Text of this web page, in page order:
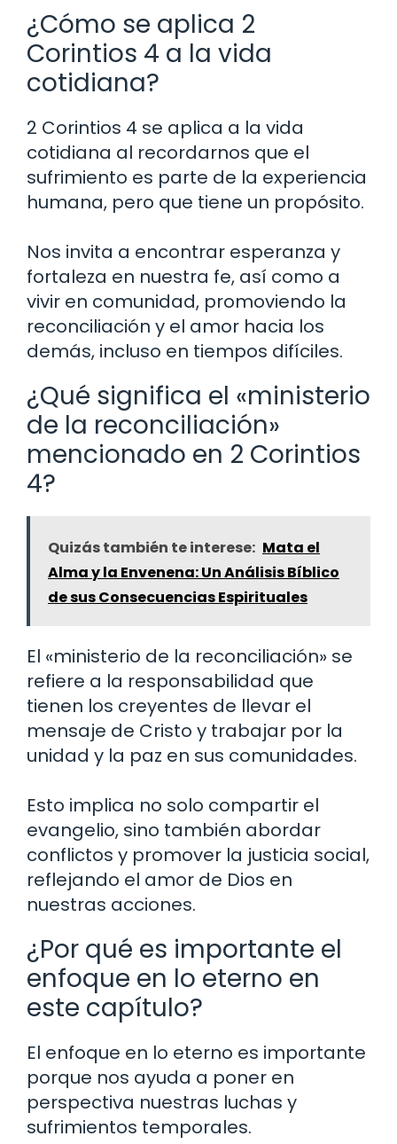
¿Cómo se aplica 2
Corintios 4 a la vida
cotidiana?
2 Corintios 4 se aplica a la vida
cotidiana al recordarnos que el
sufrimiento es parte de la experiencia
humana, pero que tiene un propósito.
Nos invita a encontrar esperanza y
fortaleza en nuestra fe, así como a
vivir en comunidad, promoviendo la
reconciliación y el amor hacia los
demás, incluso en tiempos difíciles.
¿Qué significa el «ministerio
de la reconciliación»
mencionado en 2 Corintios
4?
Quizás también te interese: Mata el
Alma y la Envenena: Un Análisis Bíblico
de sus Consecuencias Espirituales
El «ministerio de la reconciliación» se
refiere a la responsabilidad que
tienen los creyentes de llevar el
mensaje de Cristo y trabajar por la
unidad y la paz en sus comunidades.
Esto implica no solo compartir el
evangelio, sino también abordar
conflictos y promover la justicia social,
reflejando el amor de Dios en
nuestras acciones.
¿Por qué es importante el
enfoque en lo eterno en
este capítulo?
El enfoque en lo eterno es importante
porque nos ayuda a poner en
perspectiva nuestras luchas y
sufrimientos temporales.